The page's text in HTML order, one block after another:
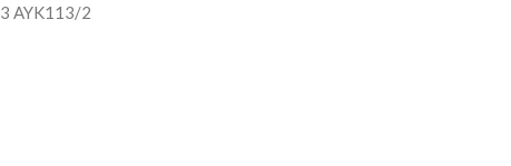
AYK113/2